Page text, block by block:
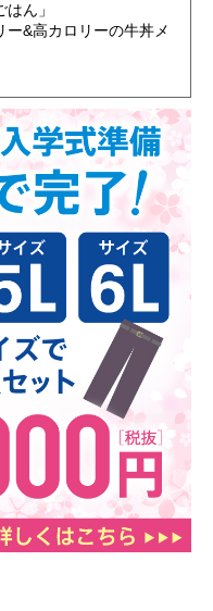
ん」
ー&高カロリーの牛丼メ